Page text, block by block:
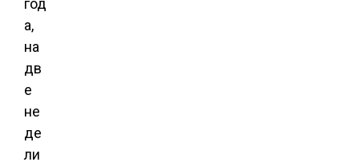
год
а,
на
дв
е
не
де
ли